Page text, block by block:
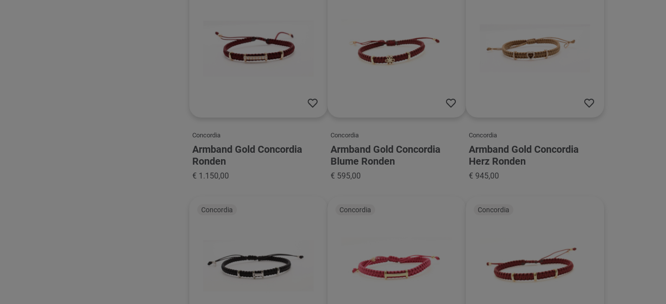
Concordia
Armband Gold Concordia
Ronden
€ 1.150,00
Concordia
Armband Gold Concordia
Blume Ronden
€ 595,00
Concordia
Armband Gold Concordia
Herz Ronden
€ 945,00
Concordia Concordia Concordia